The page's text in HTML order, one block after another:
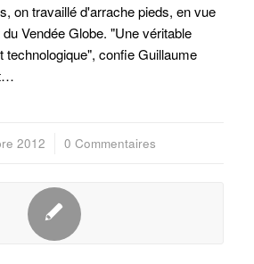
on travaillé d'arrache pieds, en vue
Vendée Globe. "Une véritable
technologique", confie Guillaume
2012 0 Commentaires